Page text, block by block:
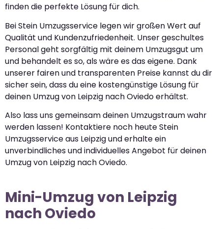
finden die perfekte Lösung für dich.
Bei Stein Umzugsservice legen wir großen Wert auf
Qualität und Kundenzufriedenheit. Unser geschultes
Personal geht sorgfältig mit deinem Umzugsgut um
und behandelt es so, als wäre es das eigene. Dank
unserer fairen und transparenten Preise kannst du dir
sicher sein, dass du eine kostengünstige Lösung für
deinen Umzug von Leipzig nach Oviedo erhältst.
Also lass uns gemeinsam deinen Umzugstraum wahr
werden lassen! Kontaktiere noch heute Stein
Umzugsservice aus Leipzig und erhalte ein
unverbindliches und individuelles Angebot für deinen
Umzug von Leipzig nach Oviedo.
Mini-Umzug von Leipzig
nach Oviedo